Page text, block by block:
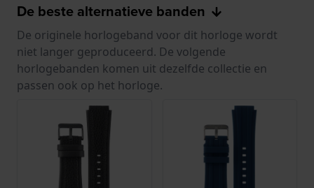
De beste alternatieve banden
De originele horlogeband voor dit horloge wordt
niet langer geproduceerd. De volgende
horlogebanden komen uit dezelfde collectie en
passen ook op het horloge.